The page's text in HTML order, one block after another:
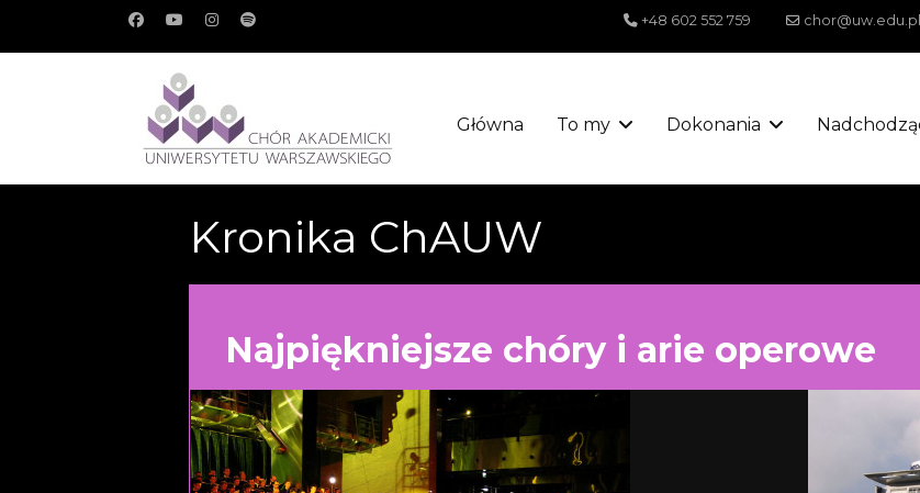
+48 602 552 759 chor@uw.edu.pl
Główna To my Dokonania
Kronika ChAUW
Najpiękniejsze chóry i arie operowe